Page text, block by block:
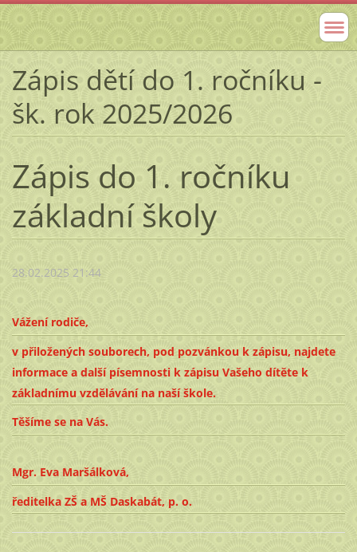
Zápis dětí do 1. ročníku -
šk. rok 2025/2026
Zápis do 1. ročníku
základní školy
28.02.2025 21:44
Vážení rodiče,
v přiložených souborech, pod pozvánkou k zápisu, najdete
informace a další písemnosti k zápisu Vašeho dítěte k
základnímu vzdělávání na naší škole.
Těšíme se na Vás.
Mgr. Eva Maršálková,
ředitelka ZŠ a MŠ Daskabát, p. o.